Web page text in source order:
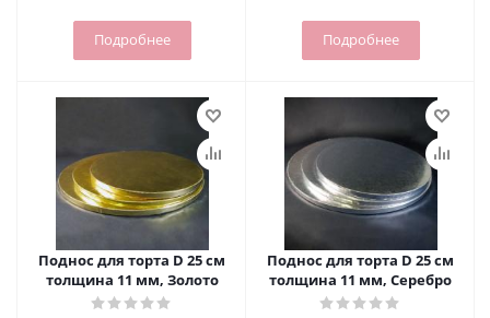
Подробнее Подробнее
Поднос для торта D 25 см
толщина 11 мм, Золото
Поднос для торта D 25 см
толщина 11 мм, Серебро